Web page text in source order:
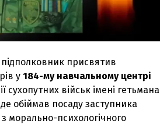
присвятив
у184-му навчальному центрі
сухопутних військ імені гетьмана
обіймав посаду заступника
морально-психологічного